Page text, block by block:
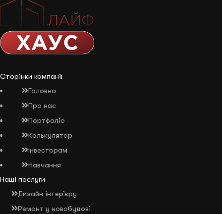
Сторінки компанії
Головна
Про нас
Портфоліо
Калькулятор
Інвесторам
Навчання
Наші послуги
Дизайн інтер’єру
Ремонт у новобудові